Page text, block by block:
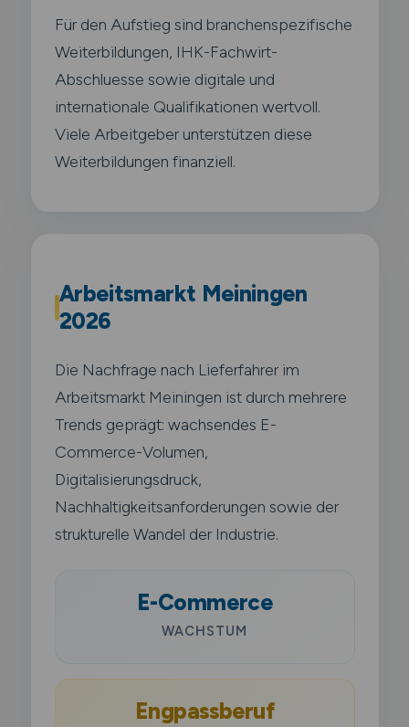
Für den Aufstieg sind branchenspezifische
Weiterbildungen, IHK-Fachwirt-
Abschluesse sowie digitale und
internationale Qualifikationen wertvoll.
Viele Arbeitgeber unterstützen diese
Weiterbildungen finanziell.
Arbeitsmarkt Meiningen
2026
Die Nachfrage nach Lieferfahrer im
Arbeitsmarkt Meiningen ist durch mehrere
Trends geprägt: wachsendes E-
Commerce-Volumen,
Digitalisierungsdruck,
Nachhaltigkeitsanforderungen sowie der
strukturelle Wandel der Industrie.
E-Commerce
WACHSTUM
Engpassberuf